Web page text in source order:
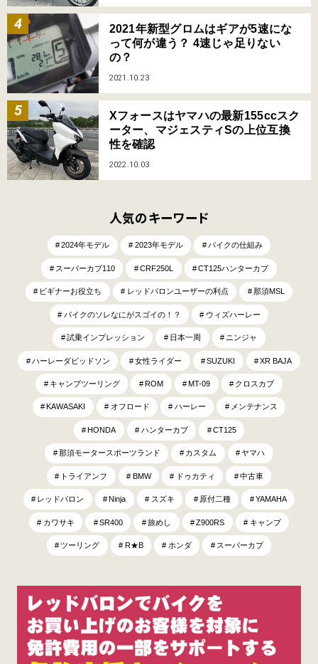
2021年新型グロムはギアが5速にな
って何が違う？ 4速じゃ足りない
の？
2021.10.23
Xフォースはヤマハの最新155ccスク
ーター、マジェスティSの上位互換
性を確認
2022.10.03
人気のキーワード
2024年モデル 2023年モデル バイクの仕組み
スーパーカブ110 CRF250L CT125ハンターカブ
ビギナーお役立ち レッドバロンユーザーの利点 那須MSL
バイクのソレなにがスゴイの！？ ウィズハーレー
試乗インプレッション 日本一周 ニンジャ
ハーレーダビッドソン 女性ライダー SUZUKI XR BAJA
キャンプツーリング ROM MT-09 クロスカブ
KAWASAKI オフロード ハーレー メンテナンス
HONDA ハンターカブ CT125
那須モータースポーツランド カスタム ヤマハ
トライアンフ BMW ドゥカティ 中古車
レッドバロン Ninja スズキ 原付二種 YAMAHA
カワサキ SR400 旅めし Z900RS キャンプ
ツーリング R★B ホンダ スーパーカブ